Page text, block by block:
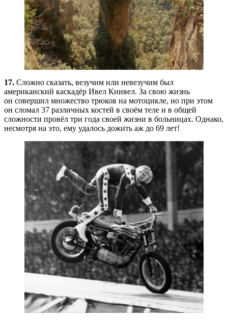
17. Сложно сказать, везучим или невезучим был
американский каскадёр Ивел Книвел. За свою жизнь
он совершил множество трюков на мотоцикле, но при этом
он сломал 37 различных костей в своём теле и в общей
сложности провёл три года своей жизни в больницах. Однако,
несмотря на это, ему удалось дожить аж до 69 лет!